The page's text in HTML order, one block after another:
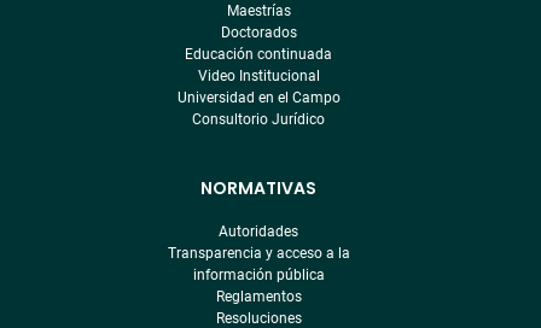
Maestrías
Doctorados
Educación continuada
Video Institucional
Universidad en el Campo
Consultorio Jurídico
NORMATIVAS
Autoridades
Transparencia y acceso a la
información pública
Reglamentos
Resoluciones